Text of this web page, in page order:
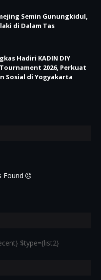
Semin Gunungkidul,
di Dalam Tas
Hadiri KADIN DIY
2026, Perkuat
Sosial di Yogyakarta
Found
$type={list2}